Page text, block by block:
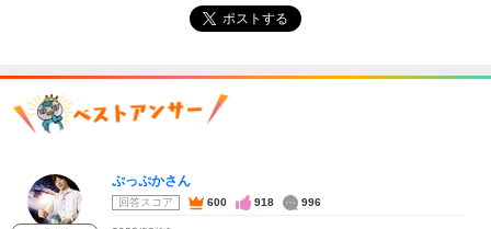
ポストする
ぷっぷかさん
回答スコア 600 918 996